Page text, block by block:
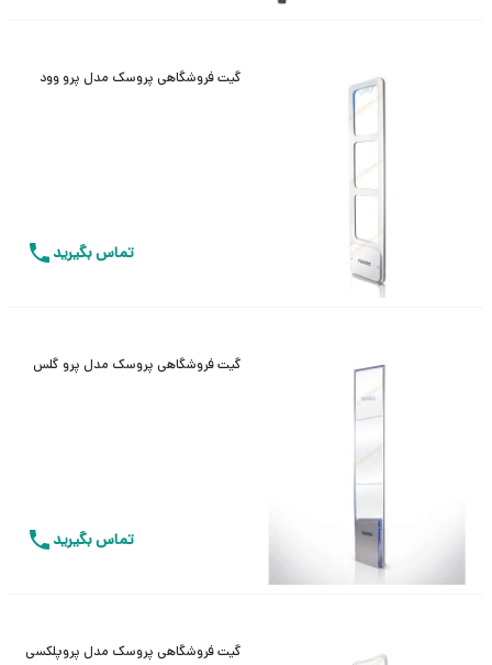
گیت فروشگاهی پروسک مدل پرو وود
تماس بگیرید
گیت فروشگاهی پروسک مدل پرو گلس
تماس بگیرید
گیت فروشگاهی پروسک مدل پروپلکسی